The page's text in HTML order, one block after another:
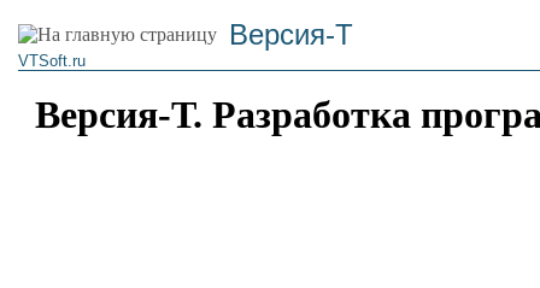
Версия-Т
VTSoft.ru
Версия-Т. Разработка